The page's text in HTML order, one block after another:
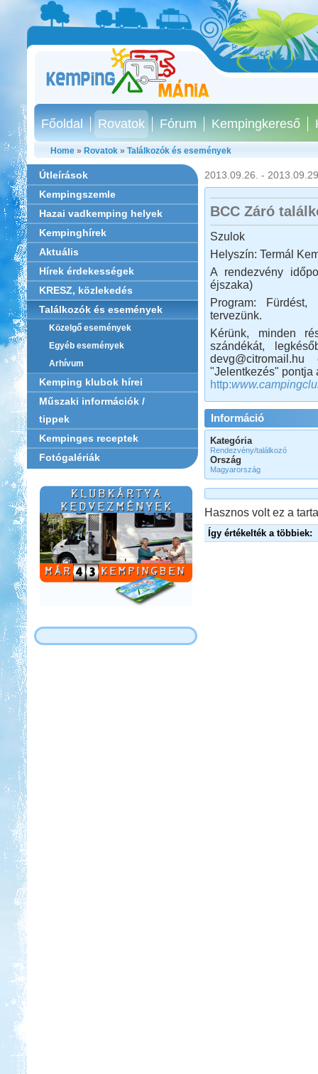
Főoldal Rovatok Fórum Kempingkereső
Home » Rovatok » Találkozók és események
Útleírások
Kempingszemle
Hazai vadkemping helyek
Kempinghírek
Aktuális
Hírek érdekességek
KRESZ, közlekedés
Találkozók és események
Közelgő események
Egyéb események
Arhívum
Kemping klubok hírei
Műszaki információk /
tippek
Kempinges receptek
Fotógalériák
2013.09.26. -
BCC Záró
Szulok
Helyszín: Termál
A rendezvény
éjszaka)
Program: Fürdést,
tervezünk.
Kérünk, minden
szándékát,
"Jelentkezés" pontja
http:
Információ
Kategória
Rendezvény/találkozó
Ország
Magyarország
Hasznos volt ez a
Így értékelték a többiek: